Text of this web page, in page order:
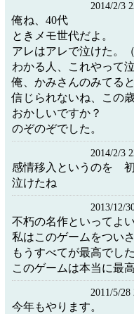
2014/2/3
俺ね、40代
ときメモ世代だよ。
アレはアレで泣けた。
わかる人、これやって
俺、かみさんのみてる
信じられないね、この歳
おかしいですか？
のぞのぞでした。
2014/2/3
感情移入というのを
泣けたね
2013/12/
不朽の名作といってよ
私はこのゲームをつい
もうすべてが最高でした
このゲームは本当に最
2011/5/28
今年もやります。